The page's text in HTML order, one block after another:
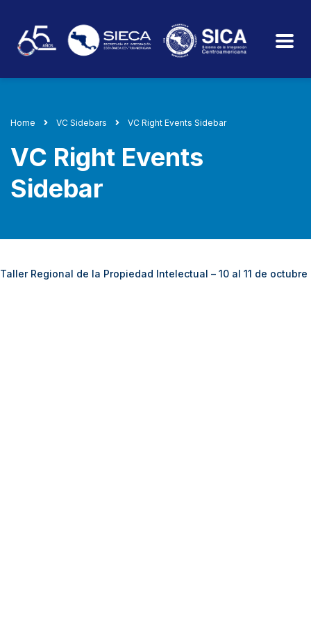
Home VC Sidebars VC Right Events Sidebar
VC Right Events
Sidebar
Taller Regional de la Propiedad Intelectual – 10 al 11 de octubre